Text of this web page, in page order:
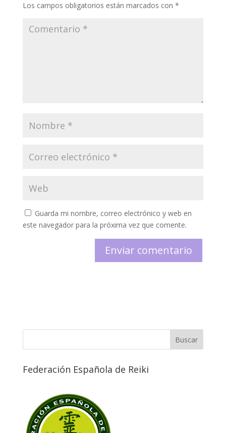
Los campos obligatorios están marcados con *
Guarda mi nombre, correo electrónico y web en
este navegador para la próxima vez que comente.
Federación Española de Reiki